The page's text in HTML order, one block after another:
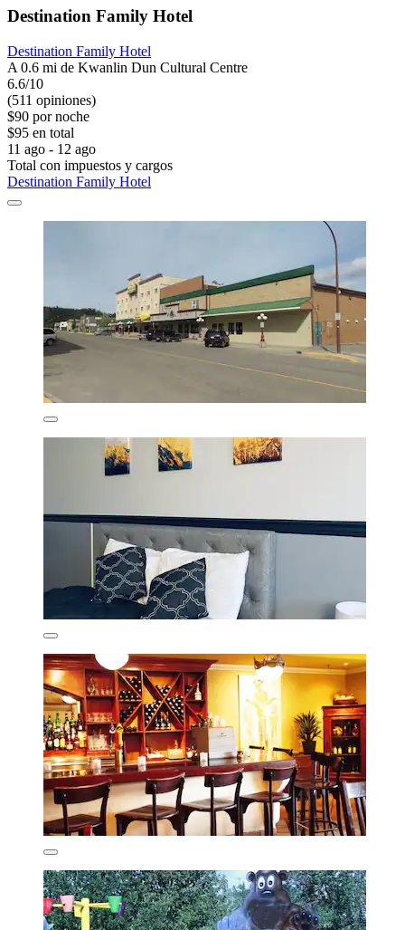
Destination Family Hotel
Destination Family Hotel
A 0.6 mi de Kwanlin Dun Cultural Centre
6.6/10
(511 opiniones)
$90 por noche
$95 en total
11 ago - 12 ago
Total con impuestos y cargos
Destination Family Hotel